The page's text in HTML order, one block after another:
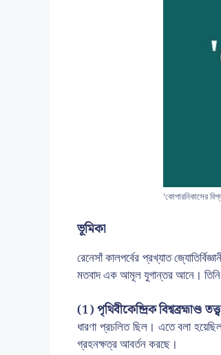
‘কোপারনিকাসের
ভূমিকা
রেনেসাঁ কালপর্বের প্রখ্যাত
মতবাদ এক আমূল যুগান্তর আনে। তিনি
(1) পৃথিবীকেন্দ্রিক বিশ্বব্রহ্মাণ্ড
ধারণা প্রচলিত ছিল। এতে বলা
গ্রহনক্ষত্র আবর্তন করছে।